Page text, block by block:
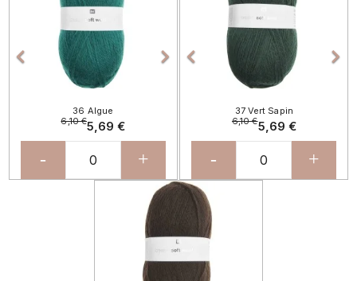
 
36 Algue
6,10 €5,69 €
- +
 
37 Vert Sapin
6,10 €5,69 €
- +
Précédent